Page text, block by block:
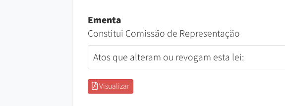
Ementa
Constitui Comissão de Representação
Atos que alteram ou revogam esta lei:
Visualizar